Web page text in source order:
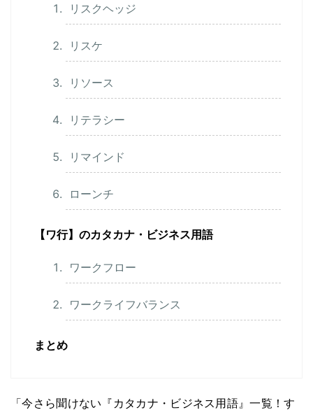
リスクヘッジ
リスケ
リソース
リテラシー
リマインド
ローンチ
【ワ行】のカタカナ・ビジネス用語
ワークフロー
ワークライフバランス
まとめ
「今さら聞けない『カタカナ・ビジネス用語』一覧！す